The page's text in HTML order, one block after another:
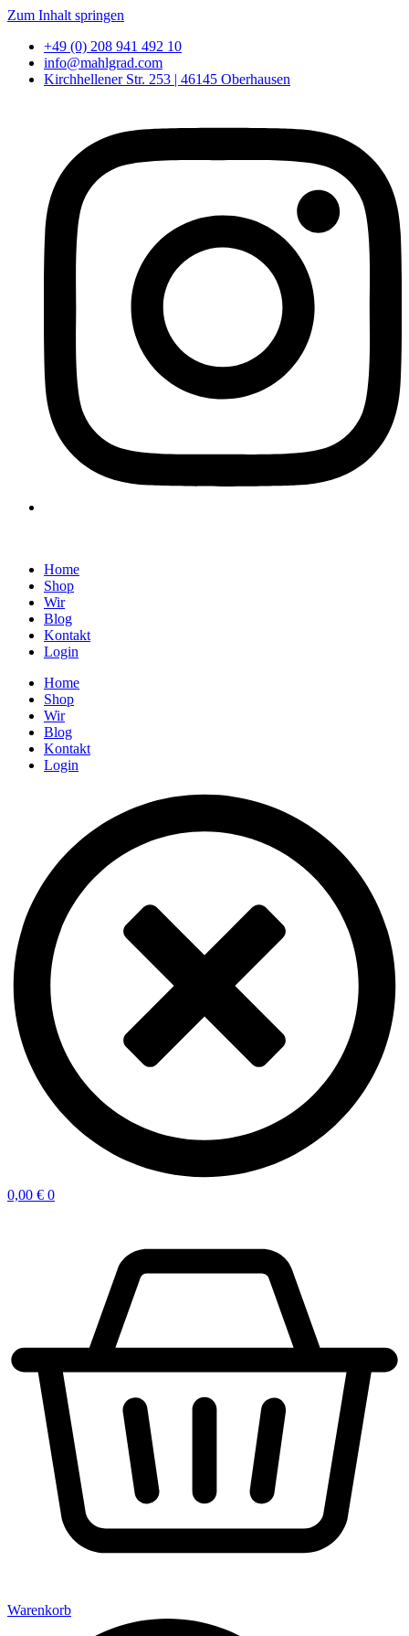
Zum Inhalt springen
+49 (0) 208 941 492 10
info@mahlgrad.com
Kirchhellener Str. 253 | 46145 Oberhausen
Home
Shop
Wir
Blog
Kontakt
Login
Home
Shop
Wir
Blog
Kontakt
Login
0,00 € 0
Warenkorb